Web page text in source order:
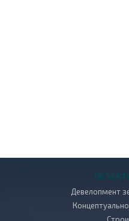
Девелопмент